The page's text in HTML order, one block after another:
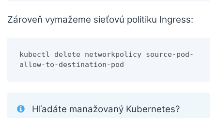
Zároveň vymažeme sieťovú politiku Ingress:
kubectl delete networkpolicy source-pod-
allow-to-destination-pod
Hľadáte manažovaný Kubernetes?